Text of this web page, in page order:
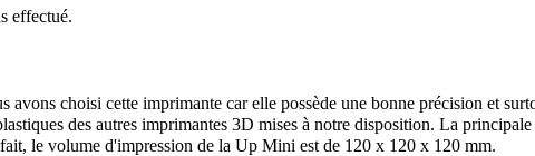
effectué.
avons choisi cette imprimante car elle possède une bonne précision et
des autres imprimantes 3D mises à notre disposition. La
le volume d'impression de la Up Mini est de 120 x 120 x 120 mm.